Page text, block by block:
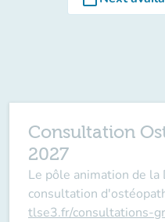
Consultation
2027
Le pôle animation de la
consultation
tlse3.fr/consultations-